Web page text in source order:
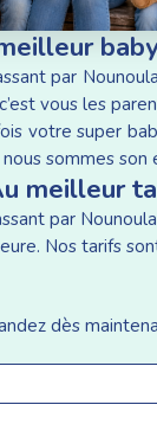
par
vous les
votre super
nous sommes son
meilleur
par
Nos tarifs
dès